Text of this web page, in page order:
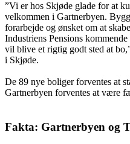
”Vi er hos Skjøde glade for at
velkommen i Gartnerbyen.
forarbejde og ønsket om at
Industriens Pensions
vil blive et rigtig godt sted at
i Skjøde.
De 89 nye boliger forventes at
Gartnerbyen forventes at være
Fakta: Gartnerbyen og